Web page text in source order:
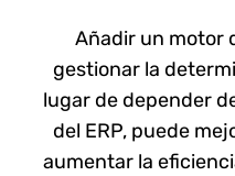
Añadir un motor
gestionar la
lugar de depender
del ERP, puede
aumentar la